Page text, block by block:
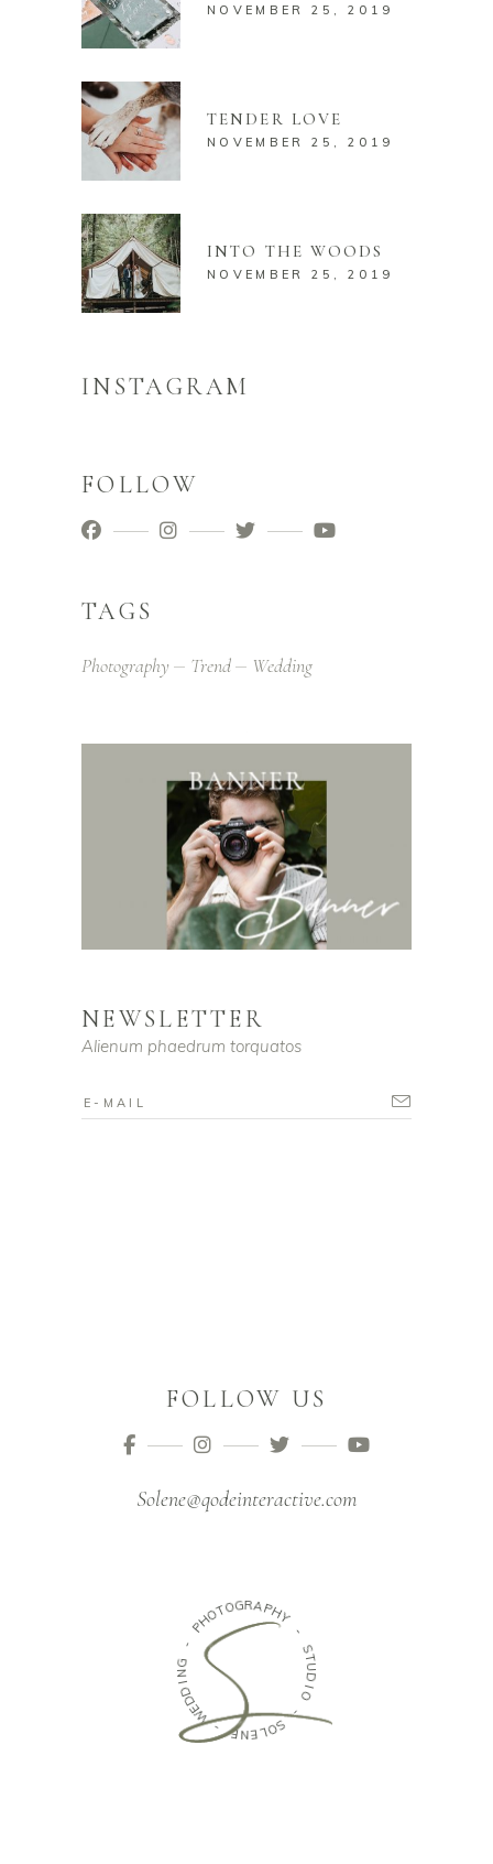
NOVEMBER 25, 2019
TENDER LOVE
NOVEMBER 25, 2019
INTO THE WOODS
NOVEMBER 25, 2019
INSTAGRAM
FOLLOW
TAGS
Photography Trend Wedding
NEWSLETTER
Alienum phaedrum torquatos
FOLLOW US
Solene@qodeinteractive.com
-
W
E
D
D
I
G
-
PHOTOGRAP
H Y
-
S
T
U
D
I
O
-
S
O
L
E
N
E